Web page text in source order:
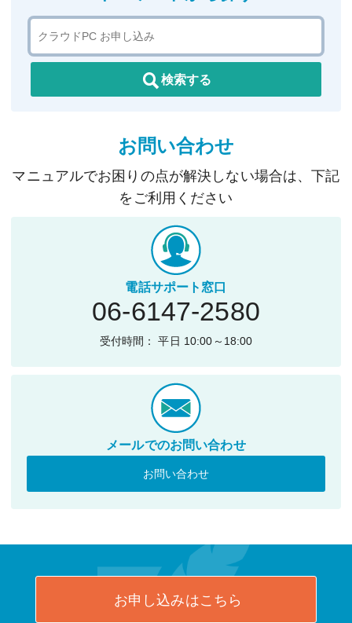
検索する
お問い合わせ
マニュアルでお困りの点が解決しない場合は、下記
をご利用ください
電話サポート窓口
06-6147-2580
受付時間： 平日 10:00～18:00
メールでのお問い合わせ
お問い合わせ
お申し込みはこちら